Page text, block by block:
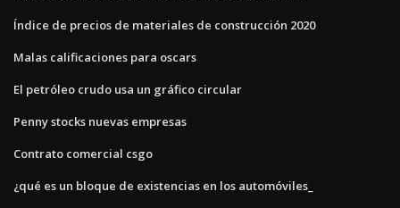
Índice de precios de materiales de construcción 2020
Malas calificaciones para oscars
El petróleo crudo usa un gráfico circular
Penny stocks nuevas empresas
Contrato comercial csgo
¿qué es un bloque de existencias en los automóviles_